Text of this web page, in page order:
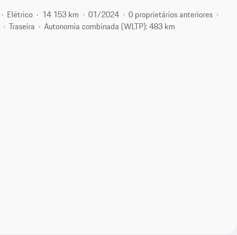
Elétrico 14 153 km 01/2024
0 proprietários anteriores
Traseira
Autonomia combinada (WLTP): 483 km